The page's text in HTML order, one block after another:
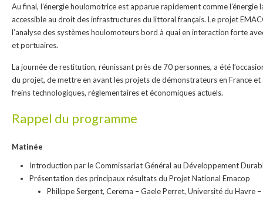
Au final, l’énergie houlomotrice est apparue rapidement comme l’énergie
accessible au droit des infrastructures du littoral français. Le projet
l’analyse des systèmes houlomoteurs bord à quai en interaction forte
et portuaires.
La journée de restitution, réunissant près de 70 personnes, a été
du projet, de mettre en avant les projets de démonstrateurs en France et
freins technologiques, réglementaires et économiques actuels.
Rappel du programme
Matinée
Introduction par le Commissariat Général au Développement
Présentation des principaux résultats du Projet National Emacop
Philippe Sergent, Cerema – Gaele Perret, Université du Havre